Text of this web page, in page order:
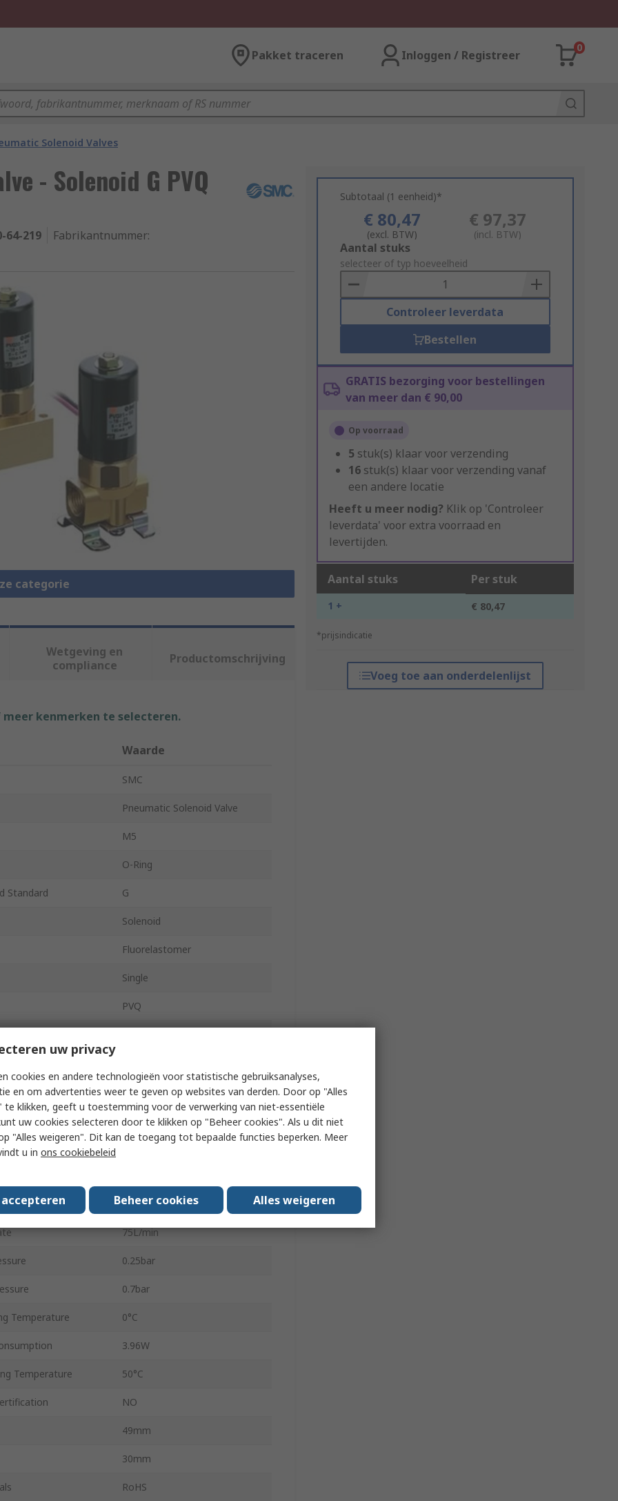
Pakket traceren Inloggen / Registreer
0
Solenoid Valves
- Solenoid G PVQ
64-219 Fabrikantnummer:
categorie
Subtotaal (1 eenheid)*
€ 80,47
(excl. BTW)
€ 97,37
(incl. BTW)
Add
to
Basket
Aantal stuks
selecteer of typ hoeveelheid
Controleer leverdata
Bestellen
GRATIS bezorging voor bestellingen
van meer dan € 90,00
Op voorraad
5 stuk(s) klaar voor verzending
16 stuk(s) klaar voor verzending vanaf
een andere locatie
Heeft u meer nodig? Klik op 'Controleer
leverdata' voor extra voorraad en
levertijden.
Aantal stuks Per stuk
1 + € 80,47
*prijsindicatie
Voeg toe aan onderdelenlijst
Wetgeving en
compliance
Productomschrijving
kenmerken te selecteren.
Waarde
SMC
Pneumatic Solenoid Valve
M5
O-Ring
Standard G
Solenoid
Fluorelastomer
Single
PVQ
2
Die Cast Zinc
Pressure
Base
75L/min
0.25bar
0.7bar
Temperature 0°C
3.96W
Temperature 50°C
NO
49mm
30mm
RoHS
uw privacy
cookies en andere technologieën voor statistische gebruiksanalyses,
en om advertenties weer te geven op websites van derden. Door op "Alles
te klikken, geeft u toestemming voor de verwerking van niet-essentiële
uw cookies selecteren door te klikken op "Beheer cookies". Als u dit niet
"Alles weigeren". Dit kan de toegang tot bepaalde functies beperken. Meer
u in ons cookiebeleid
Beheer cookies Alles weigeren